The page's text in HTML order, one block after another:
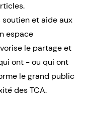
soutien et aide aux
espace
le partage et
ont - ou qui ont
le grand public
des TCA.